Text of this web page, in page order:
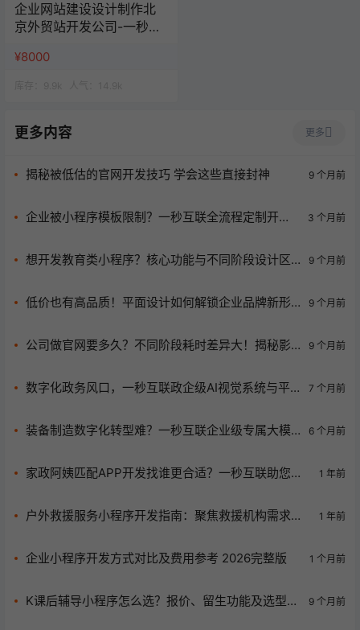
企业网站建设设计制作北
京外贸站开发公司-一秒云
¥8000
更多内容 更多
揭秘被低估的官网开发技巧 学会这些直接封神 9 个月前
企业被小程序模板限制？一秒互联全流程定制开
3 个月前
想开发教育类小程序？核心功能与不同阶段设计区
9 个月前
低价也有高品质！平面设计如何解锁企业品牌新形
9 个月前
公司做官网要多久？不同阶段耗时差异大！揭秘影
9 个月前
数字化政务风口，一秒互联政企级AI视觉系统与平
7 个月前
装备制造数字化转型难？一秒互联企业级专属大模
6 个月前
家政阿姨匹配APP开发找谁更合适？一秒互联助您高
1 年前
户外救援服务小程序开发指南：聚焦救援机构需求，
1 年前
企业小程序开发方式对比及费用参考 2026完整版 1 个月前
K课后辅导小程序怎么选？报价、留生功能及选型秘
9 个月前